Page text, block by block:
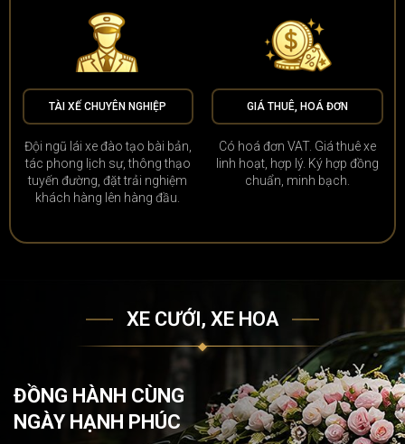
TÀI XẾ CHUYÊN NGHIỆP
Đội ngũ lái xe đào tạo bài bản,
tác phong lịch sự, thông thạo
tuyến đường, đặt trải nghiệm
khách hàng lên hàng đầu.
GIÁ THUÊ, HOÁ ĐƠN
Có hoá đơn VAT. Giá thuê xe
linh hoạt, hợp lý. Ký hợp đồng
chuẩn, minh bạch.
XE CƯỚI, XE HOA
ĐỒNG HÀNH CÙNG
NGÀY HẠNH PHÚC